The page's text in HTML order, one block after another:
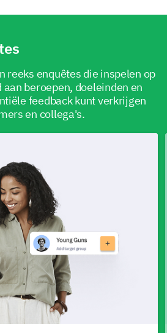
reeks enquêtes die inspelen op
beroepen, doeleinden en
feedback kunt verkrijgen
en collega's.